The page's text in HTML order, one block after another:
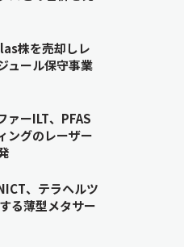
株を売却しレ
ュール保守事業
ァーILT、PFAS
ングのレーザー
、テラヘルツ
る薄型メタサー